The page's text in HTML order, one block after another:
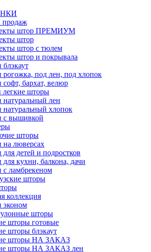
штор ПРЕМИУМ
штор
штор с тюлем
штор и покрывала
под лен, под хлопок
бархат, велюр
легкие шторы
лен
хлопок
вышивкой
шторы
люверсах
детей и подростков
кухни, балкона, дачи
ламбрекеном
шторы
коллекция
шторы
шторы готовые
шторы блэкаут
шторы НА ЗАКАЗ
шторы НА ЗАКАЗ лен